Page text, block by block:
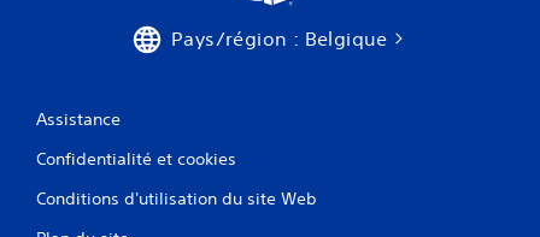
Pays/région : Belgique
Assistance
Confidentialité et cookies
Conditions d'utilisation du site Web